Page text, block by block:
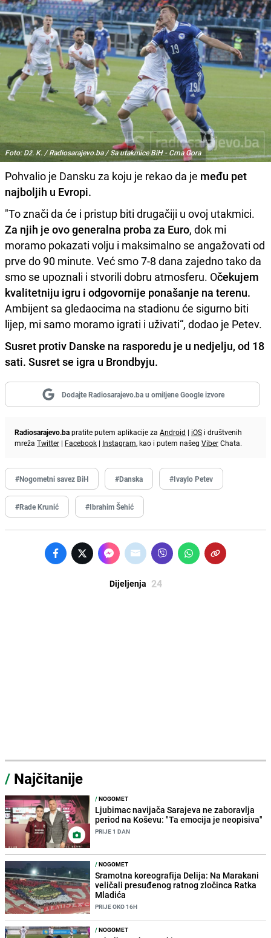
Foto: Dž. K. / Radiosarajevo.ba / Sa utakmice BiH - Crna Gora
Pohvalio je Dansku za koju je rekao da je među pet
najboljih u Evropi.
"To znači da će i pristup biti drugačiji u ovoj utakmici.
Za njih je ovo generalna proba za Euro, dok mi
moramo pokazati volju i maksimalno se angažovati od
prve do 90 minute. Već smo 7-8 dana zajedno tako da
smo se upoznali i stvorili dobru atmosferu. Očekujem
kvalitetniju igru i odgovornije ponašanje na terenu.
Ambijent sa gledaocima na stadionu će sigurno biti
lijep, mi samo moramo igrati i uživati“, dodao je Petev.
Susret protiv Danske na rasporedu je u nedjelju, od 18
sati. Susret se igra u Brondbyju.
Dodajte Radiosarajevo.ba u omiljene Google izvore
Radiosarajevo.bapratite putem aplikacije za Android | iOS i društvenih
mreža Twitter | Facebook | Instagram, kao i putem našeg ViberChata.
#Nogometni savez BiH #Danska #Ivaylo Petev
#Rade Krunić #Ibrahim Šehić
Dijeljenja 24
/ Najčitanije
/NOGOMET
Ljubimac navijača Sarajeva ne zaboravlja
period na Koševu: "Ta emocija je neopisiva"
PRIJE 1 DAN
/NOGOMET
Sramotna koreografija Delija: Na Marakani
veličali presuđenog ratnog zločinca Ratka
Mladića
PRIJE OKO 16H
/NOGOMET